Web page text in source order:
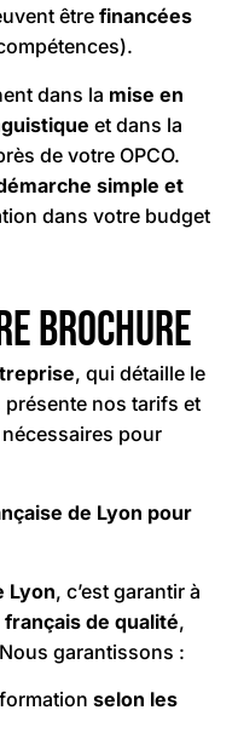
êtrefinancées
dans la mise en
et dans la
de votre OPCO.
simple et
dans votre budget
brochure
, qui détaille le
nos tarifs et
pour
de Lyon pour
Lyon, c’est garantir à
de qualité,
garantissons :
selon les